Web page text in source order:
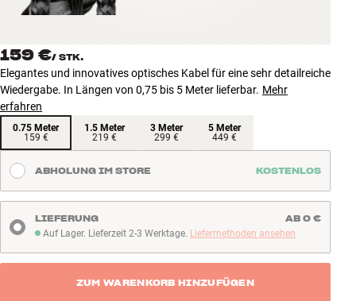
Anmelden
Kundendienst
Bauen mit Klang
159 €/ STK.
Elegantes und innovatives optisches Kabel für eine sehr detailreiche
Wiedergabe. In Längen von 0,75 bis 5 Meter lieferbar. Mehr
erfahren
0.75 Meter
159 €
1.5 Meter
219 €
3 Meter
299 €
5 Meter
449 €
ABHOLUNG IM STORE KOSTENLOS
Auf Lager. Lieferzeit 2-3 Werktage
Auf Lager. Lieferzeit 2-3 Werktage. Liefermethoden ansehen
LIEFERUNG AB 0 €
ZUM WARENKORB HINZUFÜGEN